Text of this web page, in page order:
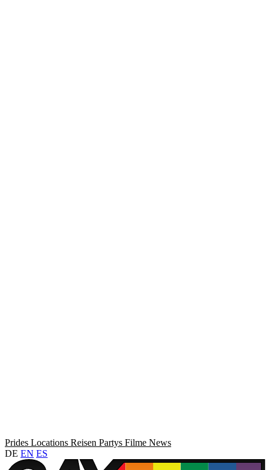
Prides Locations Reisen Partys Filme News
DE EN ES